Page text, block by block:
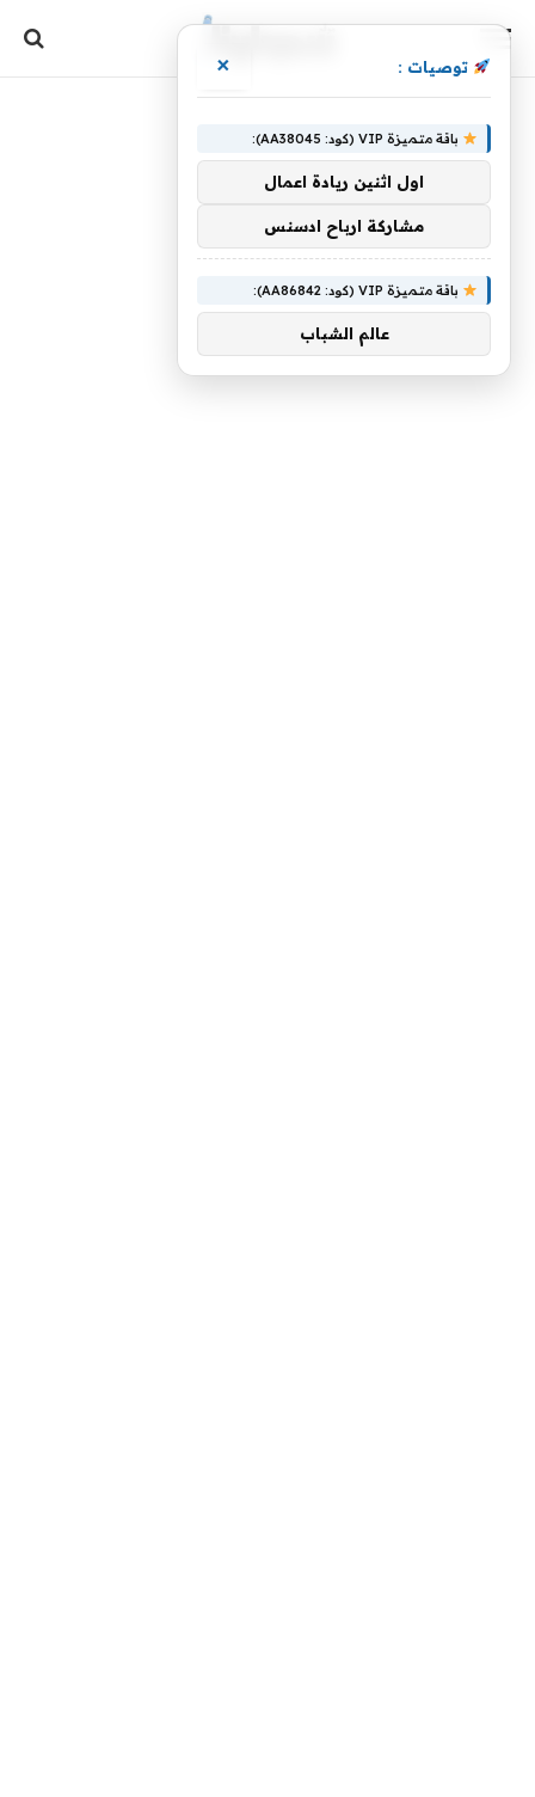
توصيات : ×
باقة متميزة VIP (كود: AA38045):
اول اثنين ريادة اعمال
مشاركة ارباح ادسنس
باقة متميزة VIP (كود: AA86842):
عالم الشباب